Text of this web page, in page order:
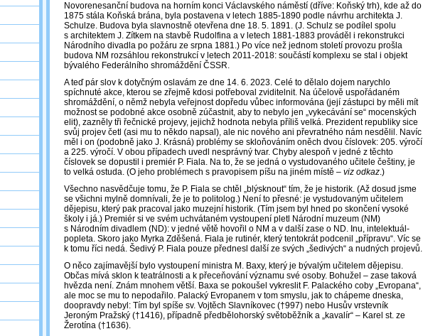
Novorenesanční budova na horním konci Václavského náměstí (dříve: Koňský trh), kde až do
1875 stála Koňská brána, byla postavena v letech 1885-1890 podle návrhu architekta J.
Schulze. Budova byla slavnostně otevřena dne 18. 5. 1891. (J. Schulz se podílel spolu
s architektem J. Zítkem na stavbě Rudolfina a v letech 1881-1883 prováděl i rekonstrukci
Národního divadla po požáru ze srpna 1881.) Po více než jednom století provozu prošla
budova NM rozsáhlou rekonstrukcí v letech 2011-2018: součástí komplexu se stal i objekt
bývalého Federálního shromáždění ČSSR.
A teď pár slov k dotyčným oslavám ze dne 14. 6. 2023. Celé to dělalo dojem narychlo
spíchnuté akce, kterou se zřejmě kdosi potřeboval zviditelnit. Na účelově uspořádaném
shromáždění, o němž nebyla veřejnost dopředu vůbec informována (její zástupci by měli mít
možnost se podobné akce osobně zúčastnit, aby to nebylo jen „vykecávání se“ mocenských
elit), zazněly tři řečnické projevy, jejichž hodnota nebyla příliš velká. Prezident republiky sice
svůj projev četl (asi mu to někdo napsal), ale nic nového ani převratného nám nesdělil. Navíc
měl i on (podobně jako J. Krásná) problémy se skloňováním oněch dvou číslovek: 205. výročí
a 225. výročí. V obou případech uvedl nesprávný tvar. Chyby alespoň v jedné z těchto
číslovek se dopustil i premiér P. Fiala. Na to, že se jedná o vystudovaného učitele češtiny, je
to velká ostuda. (O jeho problémech s pravopisem píšu na jiném místě – viz odkaz.)
Všechno nasvědčuje tomu, že P. Fiala se chtěl „blýsknout“ tím, že je historik. (Až dosud jsme
se všichni mylně domnívali, že je to politolog.) Není to přesné: je vystudovaným učitelem
dějepisu, který pak pracoval jako muzejní historik. (Tím jsem byl hned po skončení vysoké
školy i já.) Premiér si ve svém uchvátaném vystoupení pletl Národní muzeum (NM)
s Národním divadlem (ND): v jedné větě hovořil o NM a v další zase o ND. Inu, intelektuál-
popleta. Skoro jako Myrka Zděšená. Fiala je rutinér, který tentokrát podcenil „přípravu“. Víc se
k tomu říci nedá. Šedivý P. Fiala pouze přednesl další ze svých „šedivých“ a nudných projevů.
O něco zajímavější bylo vystoupení ministra M. Baxy, který je bývalým učitelem dějepisu.
Občas mívá sklon k teatrálnosti a k přeceňování významu své osoby. Bohužel ‒ zase taková
hvězda není. Znám mnohem větší. Baxa se pokoušel vykreslit F. Palackého coby „Evropana“,
ale moc se mu to nepodařilo. Palacký Evropanem v tom smyslu, jak to chápeme dneska,
doopravdy nebyl: Tím byl spíše sv. Vojtěch Slavníkovec (†997) nebo Husův vrstevník
Jeroným Pražský (†1416), případně předbělohorský světoběžník a „kavalír“ – Karel st. ze
Žerotína (†1636).